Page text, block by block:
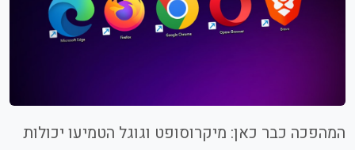
המהפכה כבר כאן: מיקרוסופט וגוגל הטמיעו יכולות